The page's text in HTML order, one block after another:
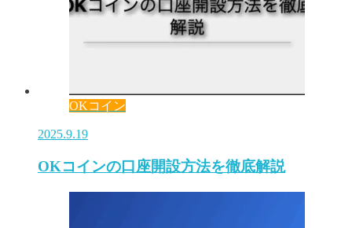
OKコイン
2025.9.19
OKコインの口座開設方法を徹底解説